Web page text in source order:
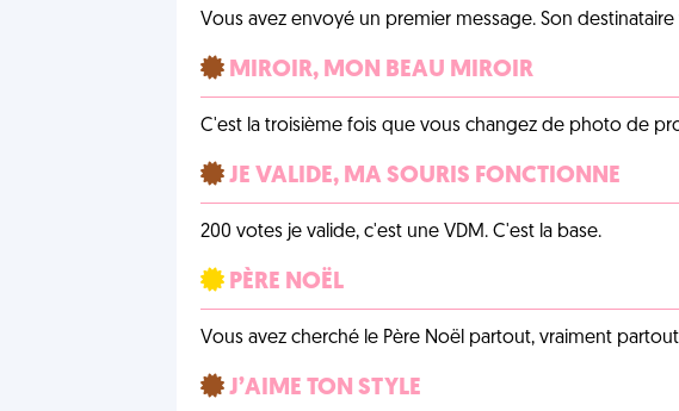
Vous avez envoyé un premier message. Son
MIROIR, MON BEAU MIROIR
C'est la troisième fois que vous changez de photo de
JE VALIDE, MA SOURIS FONCTIONNE
200 votes je valide, c'est une VDM. C'est la base.
PÈRE NOËL
Vous avez cherché le Père Noël partout, vraiment
J’AIME TON STYLE